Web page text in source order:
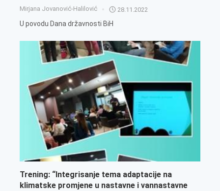
Mirjana Jovanović-Halilović 28.11.2022
U povodu Dana državnosti BiH
Trening: “Integrisanje tema adaptacije na
klimatske promjene u nastavne i vannastavne